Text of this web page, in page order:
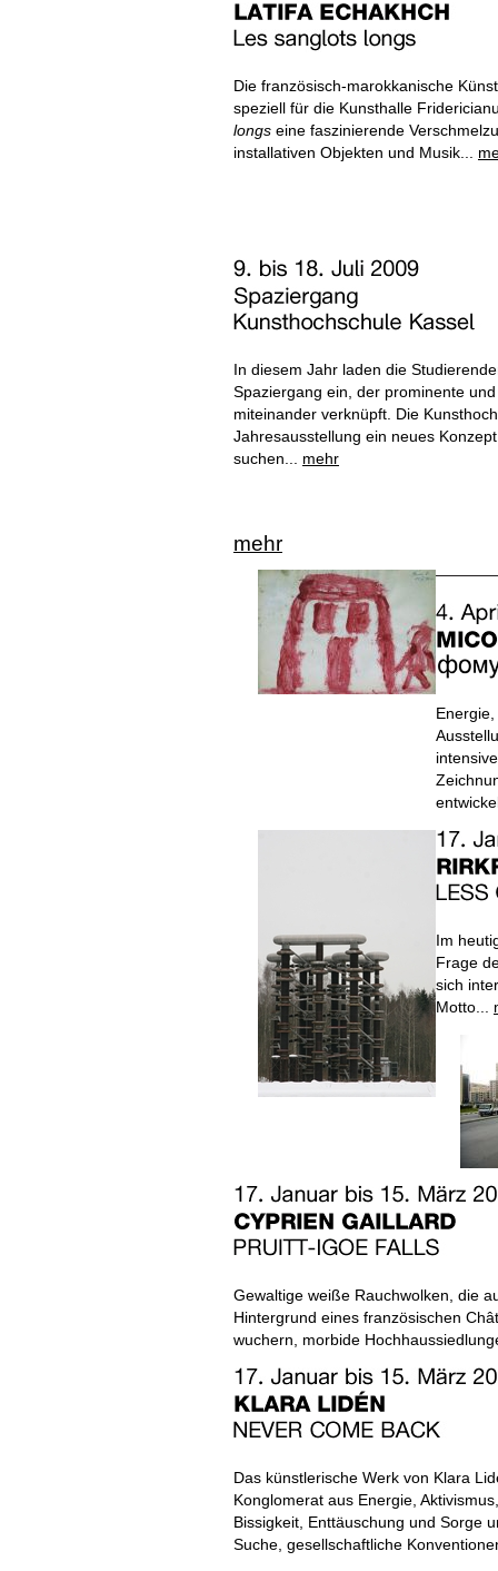
Die französisch-marokkanische
speziell für die Kunsthalle
longs eine faszinierende
installativen Objekten und Musik...
In diesem Jahr laden die
Spaziergang ein, der prominente
miteinander verknüpft. Die
Jahresausstellung ein neues
suchen... mehr
mehr
Im
Frage
sich
Motto...
Gewaltige weiße Rauchwolken, die
Hintergrund eines französischen
wuchern, morbide
Das künstlerische Werk von Klara
Konglomerat aus Energie,
Bissigkeit, Enttäuschung und Sorge
Suche, gesellschaftliche